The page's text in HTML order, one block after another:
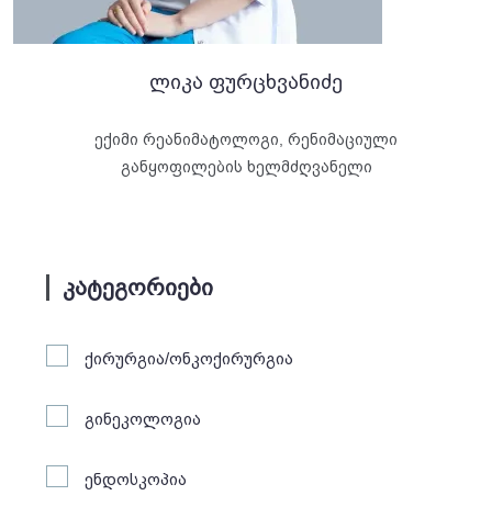
ლიკა ფურცხვანიძე
ექიმი რეანიმატოლოგი, რენიმაციული
განყოფილების ხელმძღვანელი
კატეგორიები
ქირურგია/ონკოქირურგია
გინეკოლოგია
ენდოსკოპია